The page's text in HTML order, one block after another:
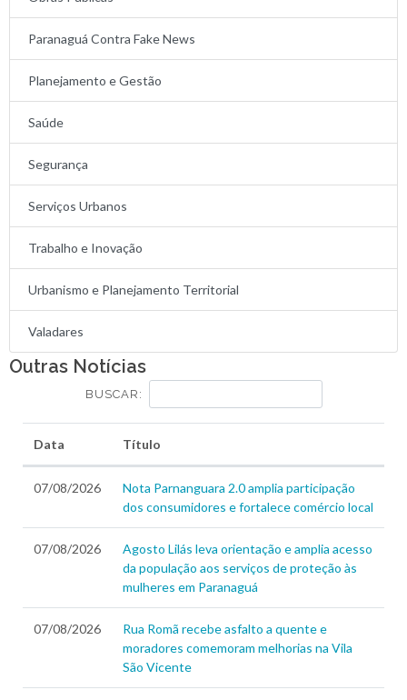
Paranaguá Contra Fake News
Planejamento e Gestão
Saúde
Segurança
Serviços Urbanos
Trabalho e Inovação
Urbanismo e Planejamento Territorial
Valadares
Outras Notícias
BUSCAR:
Data Título
07/08/2026
Nota Parnanguara 2.0 amplia participação
dos consumidores e fortalece comércio local
07/08/2026
Agosto Lilás leva orientação e amplia acesso
da população aos serviços de proteção às
mulheres em Paranaguá
07/08/2026
Rua Romã recebe asfalto a quente e
moradores comemoram melhorias na Vila
São Vicente